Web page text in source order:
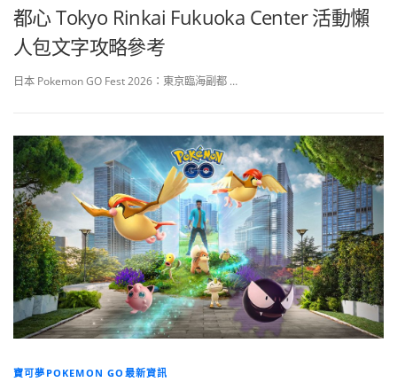
都心 Tokyo Rinkai Fukuoka Center 活動懶
人包文字攻略參考
日本 Pokemon GO Fest 2026：東京臨海副都 …
寶可夢POKEMON GO最新資訊